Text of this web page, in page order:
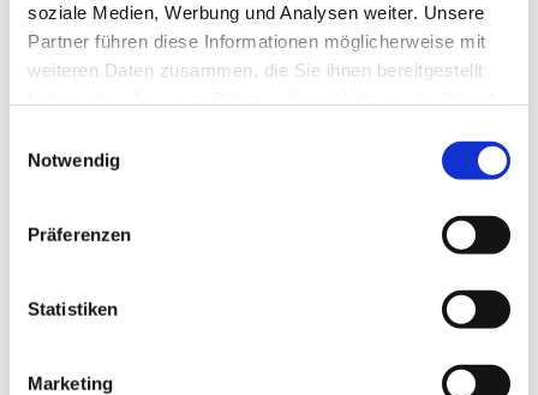
soziale Medien, Werbung und Analysen weiter. Unsere
Partner führen diese Informationen möglicherweise mit
weiteren Daten zusammen, die Sie ihnen bereitgestellt
Notwendig
Präferenzen
Statistiken
Marketing